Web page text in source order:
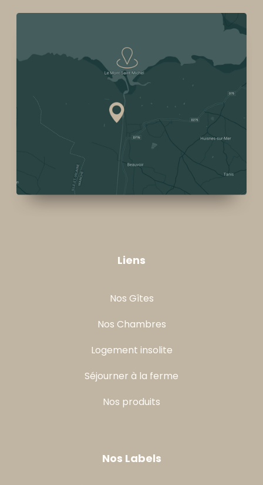
Liens
Nos Gîtes
Nos Chambres
Logement insolite
Séjourner à la ferme
Nos produits
Nos Labels